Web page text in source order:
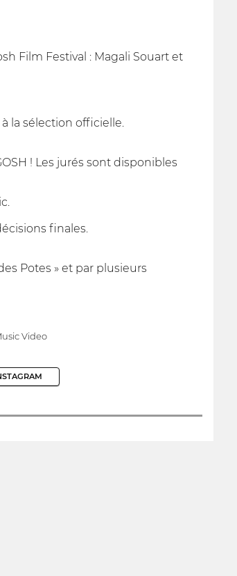
Film Festival : Magali Souart et
la sélection officielle.
! Les jurés sont disponibles
finales.
Potes » et par plusieurs
Video